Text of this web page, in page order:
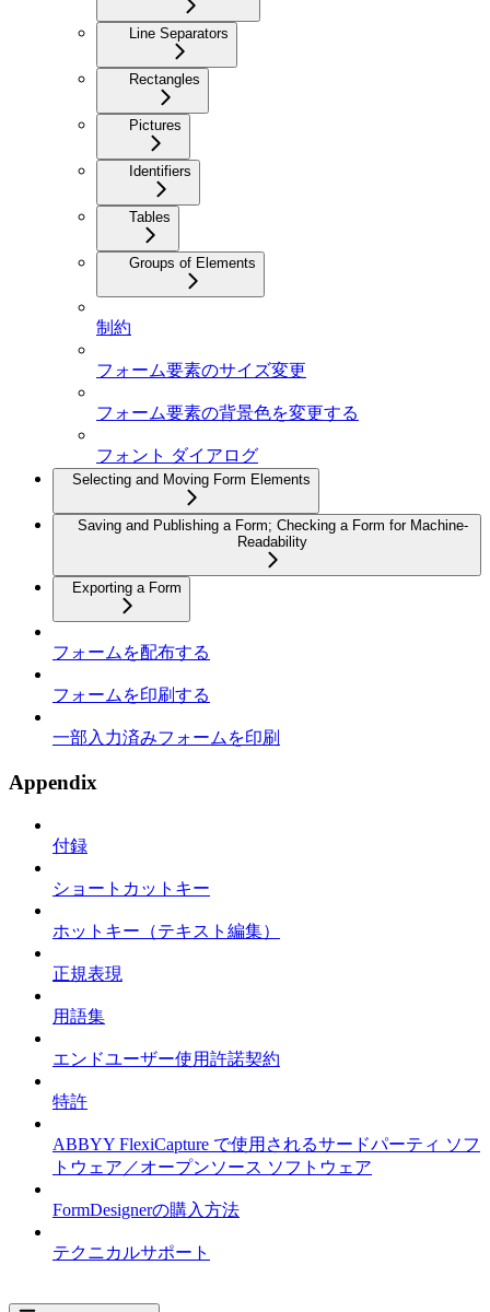
Line Separators
Rectangles
Pictures
Identifiers
Tables
Groups of Elements
制約
フォーム要素のサイズ変更
フォーム要素の背景色を変更する
フォント ダイアログ
Selecting and Moving Form Elements
Saving and Publishing a Form; Checking a Form for Machine-
Readability
Exporting a Form
フォームを配布する
フォームを印刷する
一部入力済みフォームを印刷
Appendix
付録
ショートカットキー
ホットキー（テキスト編集）
正規表現
用語集
エンドユーザー使用許諾契約
特許
ABBYY FlexiCapture で使用されるサードパーティ ソフ
トウェア／オープンソース ソフトウェア
FormDesignerの購入方法
テクニカルサポート